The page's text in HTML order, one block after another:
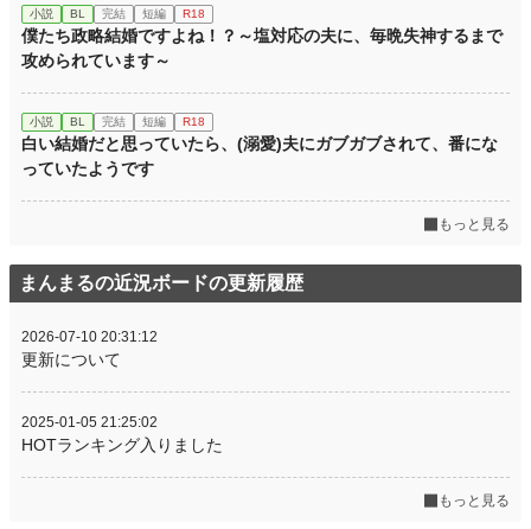
小説 BL 完結 短編 R18
僕たち政略結婚ですよね！？～塩対応の夫に、毎晩失神するまで
攻められています～
小説 BL 完結 短編 R18
白い結婚だと思っていたら、(溺愛)夫にガブガブされて、番にな
っていたようです
もっと見る
まんまるの近況ボードの更新履歴
2026-07-10 20:31:12
更新について
2025-01-05 21:25:02
HOTランキング入りました
もっと見る